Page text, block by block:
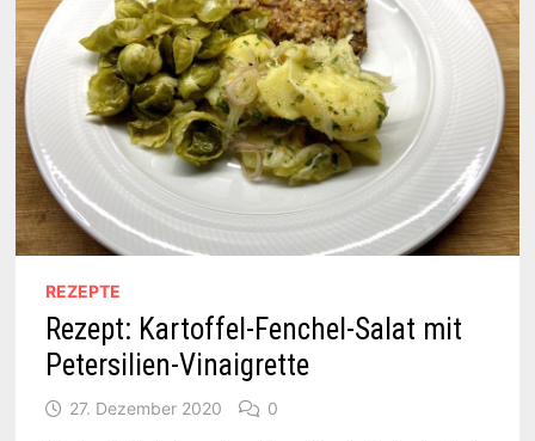
REZEPTE
Rezept: Kartoffel-Fenchel-Salat mit
Petersilien-Vinaigrette
27. Dezember 2020 0